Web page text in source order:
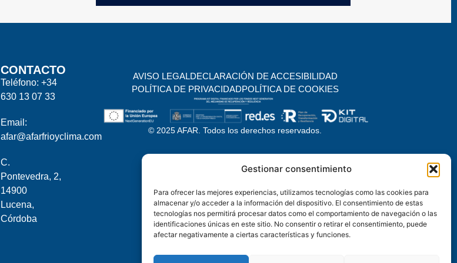
Gestionar consentimiento
Para ofrecer las mejores experiencias, utilizamos tecnologías como las cookies para
almacenar y/o acceder a la información del dispositivo. El consentimiento de estas
tecnologías nos permitirá procesar datos como el comportamiento de navegación o las
identificaciones únicas en este sitio. No consentir o retirar el consentimiento, puede
afectar negativamente a ciertas características y funciones.
CONTACTO
Teléfono: +34
630 13 07 33
Email:
afar@afarfrioyclima.com
C.
Pontevedra, 2,
14900
Lucena,
Córdoba
AVISO LEGALDECLARACIÓN DE ACCESIBILIDAD
POLÍTICA DE PRIVACIDADPOLÍTICA DE COOKIES
© 2025 AFAR. Todos los derechos reservados.